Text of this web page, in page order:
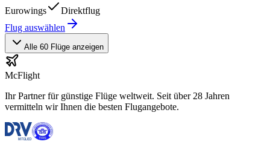
Eurowings
Direktflug
Flug auswählen
Alle 60 Flüge anzeigen
McFlight
Ihr Partner für günstige Flüge weltweit. Seit über 28 Jahren
vermitteln wir Ihnen die besten Flugangebote.